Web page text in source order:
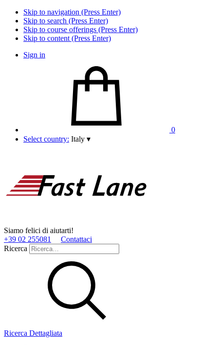
Skip to navigation (Press Enter)
Skip to search (Press Enter)
Skip to course offerings (Press Enter)
Skip to content (Press Enter)
Sign in
0
Select country: Italy ▾
Siamo felici di aiutarti!
+39 02 255081
Contattaci
Ricerca
Ricerca Dettagliata